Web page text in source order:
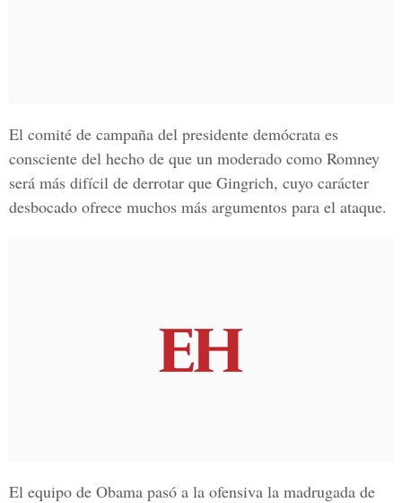
El comité de campaña del presidente demócrata es
consciente del hecho de que un moderado como Romney
será más difícil de derrotar que Gingrich, cuyo carácter
desbocado ofrece muchos más argumentos para el ataque.
El equipo de Obama pasó a la ofensiva la madrugada de